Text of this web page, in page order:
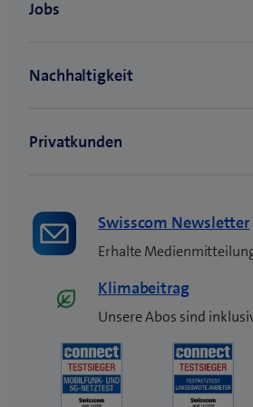
Swisscom Newsletter
Erhalte
Klimabeitrag
Unsere Abos sind